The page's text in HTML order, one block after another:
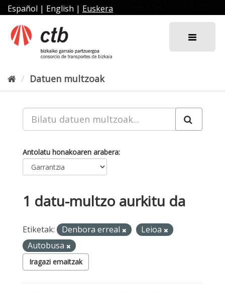
Joan
edukira
Español | English | Euskera
Datuen multzoak
Antolatu honakoaren arabera
1 datu-multzo aurkitu da
Etiketak: Denbora erreal
Leioa
Autobusa
Iragazi emaitzak